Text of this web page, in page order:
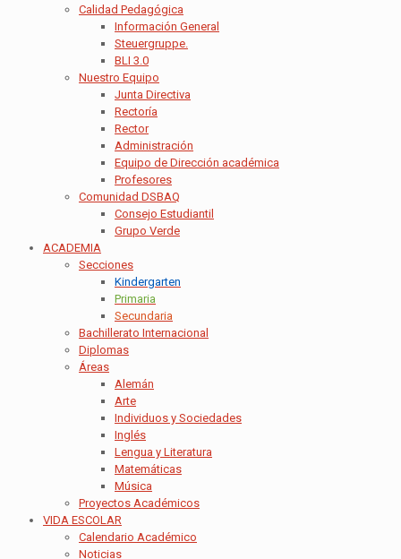
Calidad Pedagógica
Información General
Steuergruppe.
BLI 3.0
Nuestro Equipo
Junta Directiva
Rectoría
Rector
Administración
Equipo de Dirección académica
Profesores
Comunidad DSBAQ
Consejo Estudiantil
Grupo Verde
ACADEMIA
Secciones
Kindergarten
Primaria
Secundaria
Bachillerato Internacional
Diplomas
Áreas
Alemán
Arte
Individuos y Sociedades
Inglés
Lengua y Literatura
Matemáticas
Música
Proyectos Académicos
VIDA ESCOLAR
Calendario Académico
Noticias